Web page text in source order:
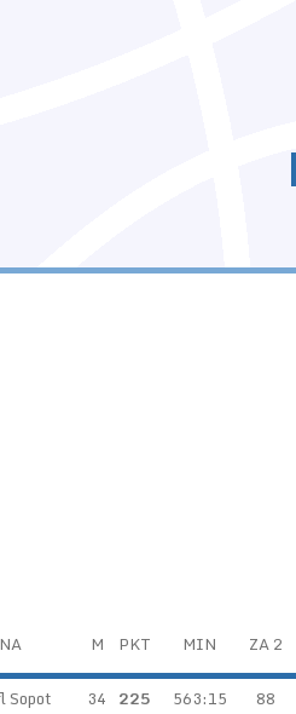
M PKT MIN ZA 2
Sopot 34 225 563:15 88